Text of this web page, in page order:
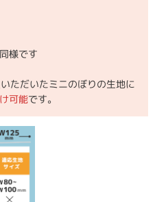
様です
ただいたミニのぼりの生地に
可能です。